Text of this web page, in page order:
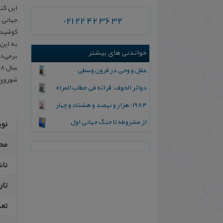
این
به
شوروی در سال ۱۹۱۷ و سقوط خاندان قاجار و
021 22 42 36 32
خواندنی های بیشتر
عقل و وحی در قرون وسطی
دوائر الخوف: قرائه فی خطاب المراه
۱۹۸۴: هزار و نهصد و هشتاد و چهار
از مشروطه تا جنگ جهانی اول